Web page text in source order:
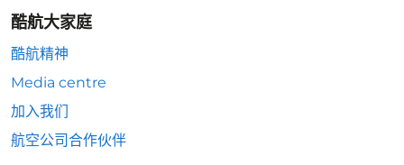
酷航大家庭
酷航精神
Media centre
加入我们
航空公司合作伙伴